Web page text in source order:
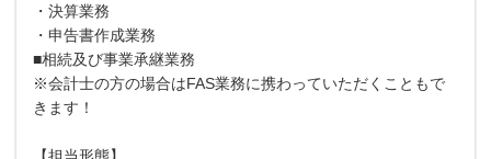
・決算業務
・申告書作成業務
■相続及び事業承継業務
※会計士の方の場合はFAS業務に携わっていただくこともで
きます！
【担当形態】